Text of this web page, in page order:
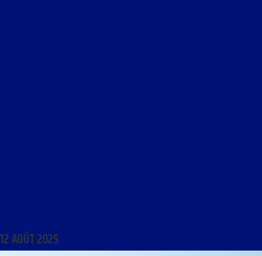
12 AOÛT 2025